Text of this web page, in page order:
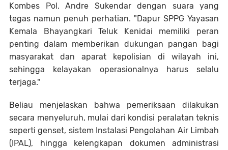
Kombes Pol. Andre Sukendar dengan suara yang
tegas namun penuh perhatian. "Dapur SPPG Yayasan
Kemala Bhayangkari Teluk Kenidai memiliki peran
penting dalam memberikan dukungan pangan bagi
masyarakat dan aparat kepolisian di wilayah ini,
sehingga kelayakan operasionalnya harus selalu
terjaga."
Beliau menjelaskan bahwa pemeriksaan dilakukan
secara menyeluruh, mulai dari kondisi peralatan teknis
seperti genset, sistem Instalasi Pengolahan Air Limbah
(IPAL), hingga kelengkapan dokumen administrasi